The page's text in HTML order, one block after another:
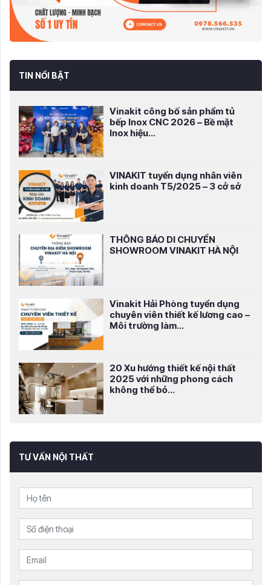
TIN NỔI BẬT
Vinakit công bố sản phẩm tủ
bếp Inox CNC 2026 – Bề mặt
Inox hiệu...
VINAKIT tuyển dụng nhân viên
kinh doanh T5/2025 – 3 cở sở
THÔNG BÁO DI CHUYỂN
SHOWROOM VINAKIT HÀ NỘI
Vinakit Hải Phòng tuyển dụng
chuyên viên thiết kế lương cao –
Môi trường làm...
20 Xu hướng thiết kế nội thất
2025 với những phong cách
không thể bỏ...
TƯ VẤN NỘI THẤT